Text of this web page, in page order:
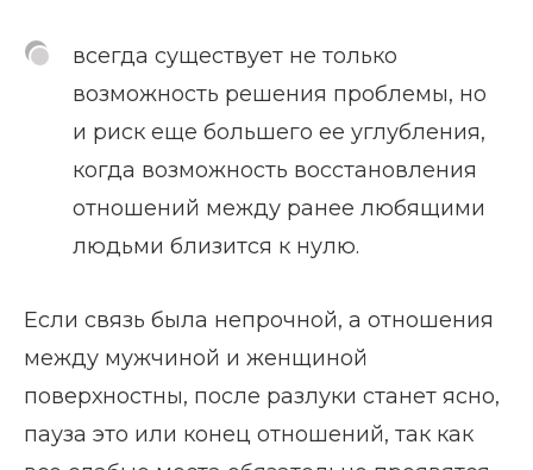
всегда существует не только
возможность решения проблемы, но
и риск еще большего ее углубления,
когда возможность восстановления
отношений между ранее любящими
людьми близится к нулю.
Если связь была непрочной, а отношения
между мужчиной и женщиной
поверхностны, после разлуки станет ясно,
пауза это или конец отношений, так как